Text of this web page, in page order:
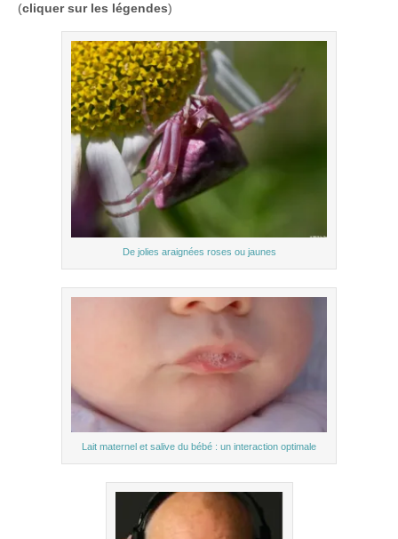
(cliquer sur les légendes)
De jolies araignées roses ou jaunes
Lait maternel et salive du bébé : un interaction optimale